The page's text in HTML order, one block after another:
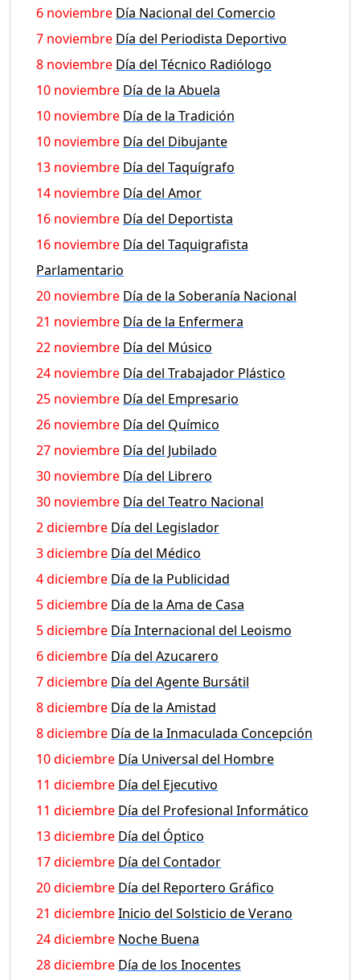
6 noviembre Día Nacional del Comercio
7 noviembre Día del Periodista Deportivo
8 noviembre Día del Técnico Radiólogo
10 noviembre Día de la Abuela
10 noviembre Día de la Tradición
10 noviembre Día del Dibujante
13 noviembre Día del Taquígrafo
14 noviembre Día del Amor
16 noviembre Día del Deportista
16 noviembre Día del Taquigrafista
Parlamentario
20 noviembre Día de la Soberanía Nacional
21 noviembre Día de la Enfermera
22 noviembre Día del Músico
24 noviembre Día del Trabajador Plástico
25 noviembre Día del Empresario
26 noviembre Día del Químico
27 noviembre Día del Jubilado
30 noviembre Día del Librero
30 noviembre Día del Teatro Nacional
2 diciembre Día del Legislador
3 diciembre Día del Médico
4 diciembre Día de la Publicidad
5 diciembre Día de la Ama de Casa
5 diciembre Día Internacional del Leoismo
6 diciembre Día del Azucarero
7 diciembre Día del Agente Bursátil
8 diciembre Día de la Amistad
8 diciembre Día de la Inmaculada Concepción
10 diciembre Día Universal del Hombre
11 diciembre Día del Ejecutivo
11 diciembre Día del Profesional Informático
13 diciembre Día del Óptico
17 diciembre Día del Contador
20 diciembre Día del Reportero Gráfico
21 diciembreInicio del Solsticio de Verano
24 diciembre Noche Buena
28 diciembre Día de los Inocentes